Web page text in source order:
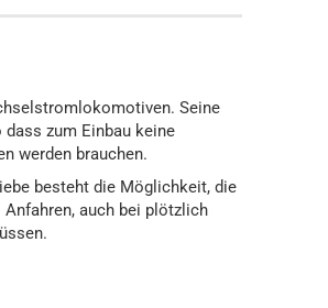
Seine
zum Einbau keine
werden brauchen.
besteht die Möglichkeit, die
auch bei plötzlich